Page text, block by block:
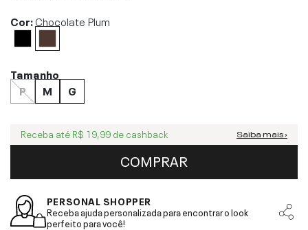
Cor:Chocolate Plum
Tamanho
P
M G
Receba até R$ 19,99 de cashback Saiba mais ›
COMPRAR
PERSONAL SHOPPER
Receba ajuda personalizada para encontrar o look
perfeito para você!